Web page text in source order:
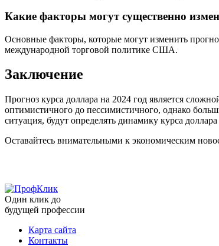
Какие факторы могут существенно
Основные факторы, которые могут изменить
международной торговой политике США.
Заключение
Прогноз курса доллара на 2024 год является
оптимистичного до пессимистичного, однако
ситуация, будут определять динамику курса
Оставайтесь внимательными к экономическим
Один клик до
будущей профессии
Карта сайта
Контакты